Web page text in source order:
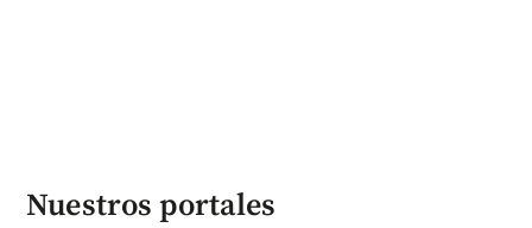
Nuestros portales